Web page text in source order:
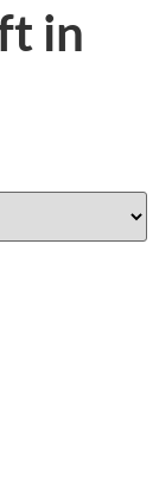
in